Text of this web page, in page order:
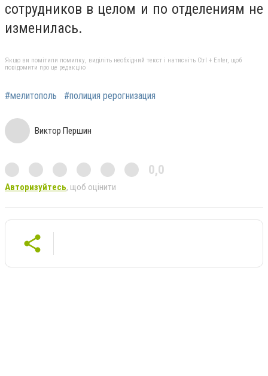
сотрудников в целом и по отделениям не
изменилась.
Якщо ви помітили помилку, виділіть необхідний текст і натисніть Ctrl + Enter, щоб
повідомити про це редакцію
#мелитополь #полиция рерогнизация
Виктор Першин
0,0
Авторизуйтесь, щоб оцінити